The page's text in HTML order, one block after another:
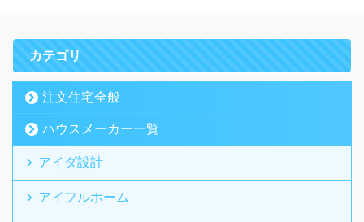
カテゴリ
注文住宅全般
ハウスメーカー一覧
アイダ設計
アイフルホーム